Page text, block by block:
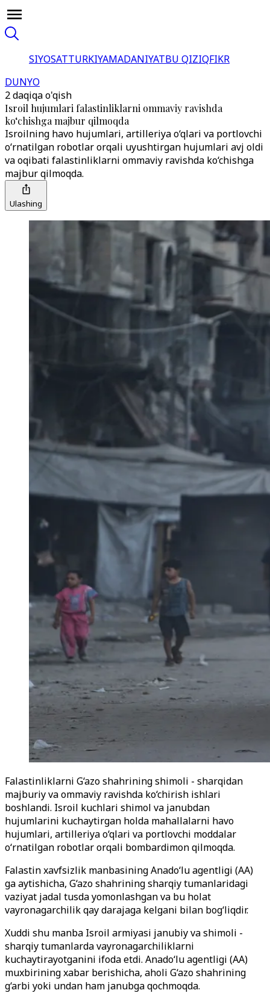
SIYOSATTURKIYAMADANIYATBU QIZIQFIKR
DUNYO
2 daqiqa o'qish
Isroil hujumlari falastinliklarni ommaviy ravishda
ko‘chishga majbur qilmoqda
Isroilning havo hujumlari, artilleriya o‘qlari va portlovchi
o‘rnatilgan robotlar orqali uyushtirgan hujumlari avj oldi
va oqibati falastinliklarni ommaviy ravishda ko‘chishga
majbur qilmoqda.
Ulashing
Falastinliklarni G‘azo shahrining shimoli - sharqidan
majburiy va ommaviy ravishda ko‘chirish ishlari
boshlandi. Isroil kuchlari shimol va janubdan
hujumlarini kuchaytirgan holda mahallalarni havo
hujumlari, artilleriya o‘qlari va portlovchi moddalar
o‘rnatilgan robotlar orqali bombardimon qilmoqda.
Falastin xavfsizlik manbasining Anado‘lu agentligi (AA)
ga aytishicha, G‘azo shahrining sharqiy tumanlaridagi
vaziyat jadal tusda yomonlashgan va bu holat
vayronagarchilik qay darajaga kelgani bilan bog‘liqdir.
Xuddi shu manba Isroil armiyasi janubiy va shimoli -
sharqiy tumanlarda vayronagarchiliklarni
kuchaytirayotganini ifoda etdi. Anado‘lu agentligi (AA)
muxbirining xabar berishicha, aholi G‘azo shahrining
g‘arbi yoki undan ham janubga qochmoqda.